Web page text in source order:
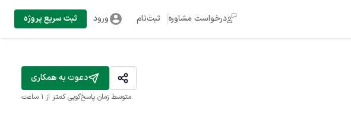
درخواست مشاوره ثبت‌نام ورود ثبت سریع پروژه
دعوت به همکاری
متوسط زمان پاسخ‌گویی کمتر از 1 ساعت